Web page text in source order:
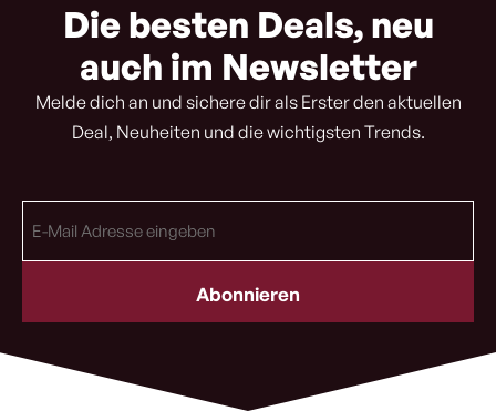
Die besten Deals, neu
auch im Newsletter
Melde dich an und sichere dir als Erster den aktuellen
Deal, Neuheiten und die wichtigsten Trends.
Mail